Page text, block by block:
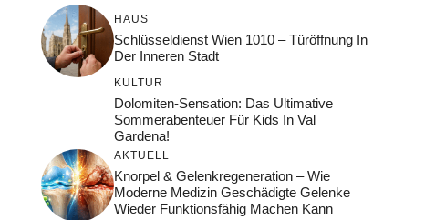
HAUS
Schlüsseldienst Wien 1010 – Türöffnung In
Der Inneren Stadt
KULTUR
Dolomiten-Sensation: Das Ultimative
Sommerabenteuer Für Kids In Val
Gardena!
AKTUELL
Knorpel & Gelenkregeneration – Wie
Moderne Medizin Geschädigte Gelenke
Wieder Funktionsfähig Machen Kann